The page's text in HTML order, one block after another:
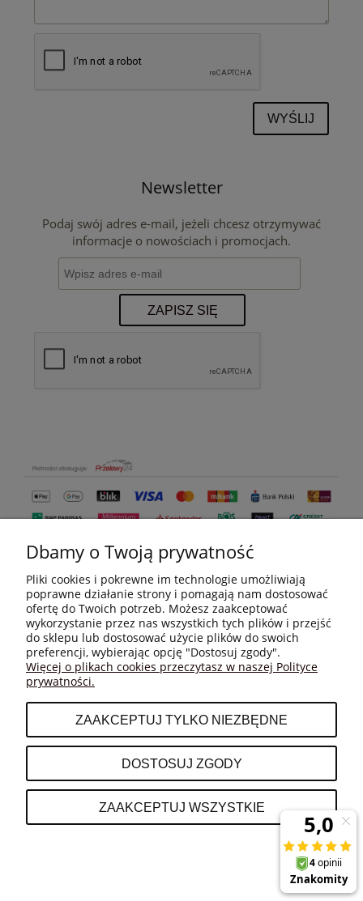
WYŚLIJ
Newsletter
Podaj swój adres e-mail, jeżeli chcesz otrzymywać
informacje o nowościach i promocjach.
ZAPISZ SIĘ
MOJE KONTO
INFORMACJE
O NAS
Dbamy o Twoją prywatność
Pliki cookies i pokrewne im technologie umożliwiają
poprawne działanie strony i pomagają nam dostosować
ofertę do Twoich potrzeb. Możesz zaakceptować
wykorzystanie przez nas wszystkich tych plików i przejść
do sklepu lub dostosować użycie plików do swoich
preferencji, wybierając opcję "Dostosuj zgody".
Więcej o plikach cookies przeczytasz w naszej Polityce
prywatności.
ZAAKCEPTUJ TYLKO NIEZBĘDNE
DOSTOSUJ ZGODY
ZAAKCEPTUJ WSZYSTKIE